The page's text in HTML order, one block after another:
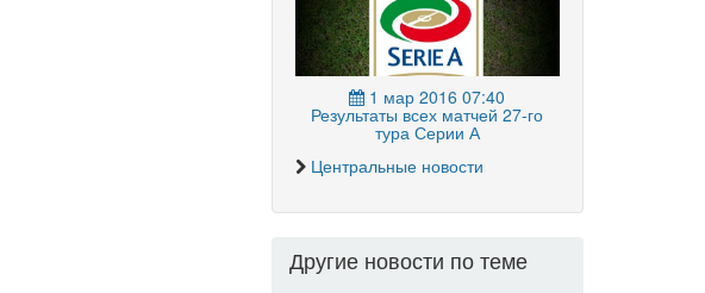
1 мар 2016 07:40
Результаты всех матчей 27-го
тура Серии А
Центральные новости
Другие новости по теме